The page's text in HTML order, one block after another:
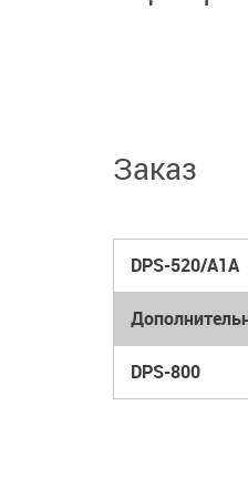
Заказ
DPS-520/A1A
DPS-800